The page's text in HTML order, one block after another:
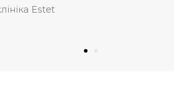
Беляєв Олександр Андрійович /